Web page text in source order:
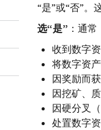
“是”或“否”。
选“是” ：通
收到数字
将数字资
因奖励而
因挖矿、
因硬分叉
处置数字